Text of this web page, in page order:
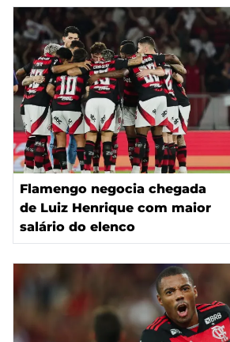
Flamengo negocia chegada
de Luiz Henrique com maior
salário do elenco